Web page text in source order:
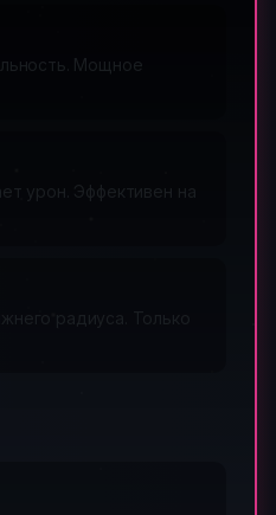
Мощное
урон. Эффективен на